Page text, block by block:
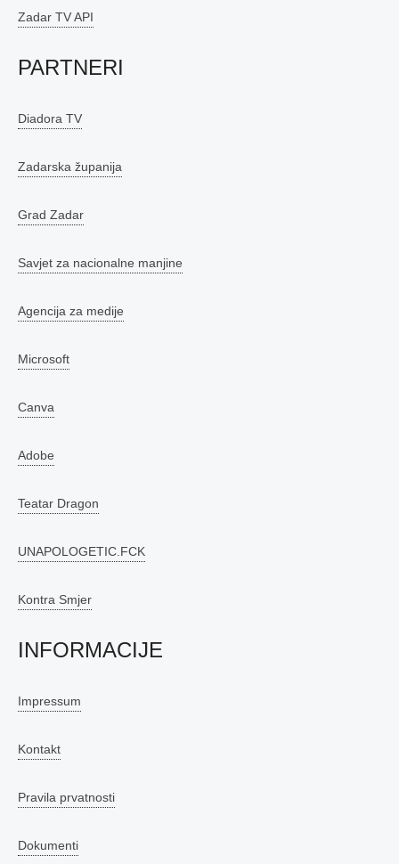
Zadar TV API
PARTNERI
Diadora TV
Zadarska županija
Grad Zadar
Savjet za nacionalne manjine
Agencija za medije
Microsoft
Canva
Adobe
Teatar Dragon
UNAPOLOGETIC.FCK
Kontra Smjer
INFORMACIJE
Impressum
Kontakt
Pravila prvatnosti
Dokumenti